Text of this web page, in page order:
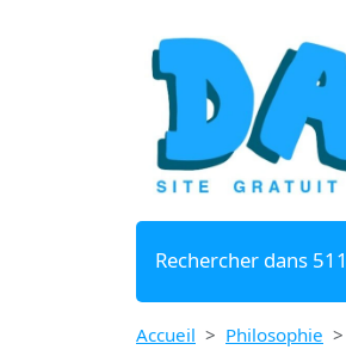
Rechercher dans
Accueil Philosophie